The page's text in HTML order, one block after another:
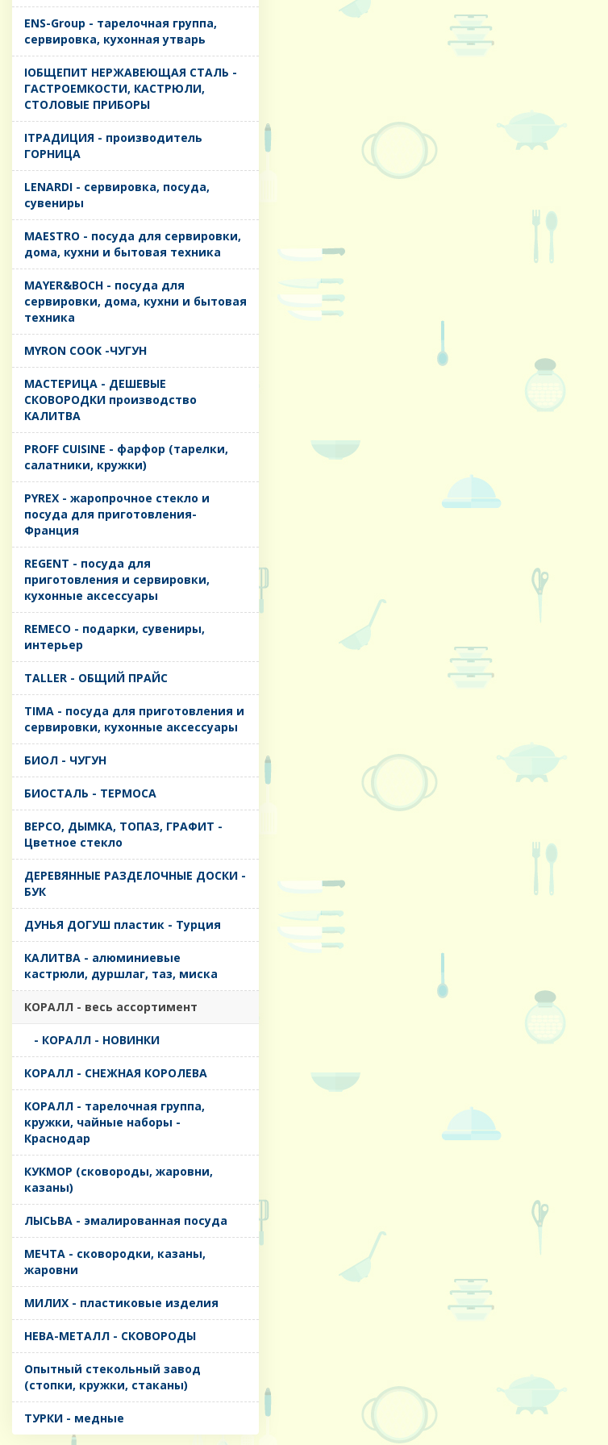
ENS-Group - тарелочная группа,
сервировка, кухонная утварь
IОБЩЕПИТ НЕРЖАВЕЮЩАЯ СТАЛЬ -
ГАСТРОЕМКОСТИ, КАСТРЮЛИ,
СТОЛОВЫЕ ПРИБОРЫ
IТРАДИЦИЯ - производитель
ГОРНИЦА
LENARDI - сервировка, посуда,
сувениры
MAESTRO - посуда для сервировки,
дома, кухни и бытовая техника
MAYER&BOCH - посуда для
сервировки, дома, кухни и бытовая
техника
MYRON COOK -ЧУГУН
MАСТЕРИЦА - ДЕШЕВЫЕ
СКОВОРОДКИ производство
КАЛИТВА
PROFF CUISINE - фарфор (тарелки,
салатники, кружки)
PYREX - жаропрочное стекло и
посуда для приготовления-
Франция
REGENT - посуда для
приготовления и сервировки,
кухонные аксессуары
REMECO - подарки, сувениры,
интерьер
TALLER - ОБЩИЙ ПРАЙС
TIMA - посуда для приготовления и
сервировки, кухонные аксессуары
БИОЛ - ЧУГУН
БИОСТАЛЬ - ТЕРМОСА
ВЕРСО, ДЫМКА, ТОПАЗ, ГРАФИТ -
Цветное стекло
ДЕРЕВЯННЫЕ РАЗДЕЛОЧНЫЕ ДОСКИ -
БУК
ДУНЬЯ ДОГУШ пластик - Турция
КАЛИТВА - алюминиевые
кастрюли, дуршлаг, таз, миска
КОРАЛЛ - весь ассортимент
- КОРАЛЛ - НОВИНКИ
КОРАЛЛ - СНЕЖНАЯ КОРОЛЕВА
КОРАЛЛ - тарелочная группа,
кружки, чайные наборы -
Краснодар
КУКМОР (сковороды, жаровни,
казаны)
ЛЫСЬВА - эмалированная посуда
МЕЧТА - сковородки, казаны,
жаровни
МИЛИХ - пластиковые изделия
НЕВА-МЕТАЛЛ - СКОВОРОДЫ
Опытный стекольный завод
(стопки, кружки, стаканы)
ТУРКИ - медные